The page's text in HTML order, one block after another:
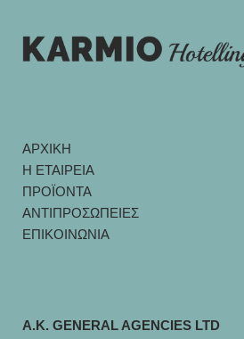
ΑΡΧΙΚΗ
Η ΕΤΑΙΡΕΙΑ
ΠΡΟΪΟΝΤΑ
ΑΝΤΙΠΡΟΣΩΠΕΙΕΣ
ΕΠΙΚΟΙΝΩΝΙΑ
A.K. GENERAL AGENCIES LTD